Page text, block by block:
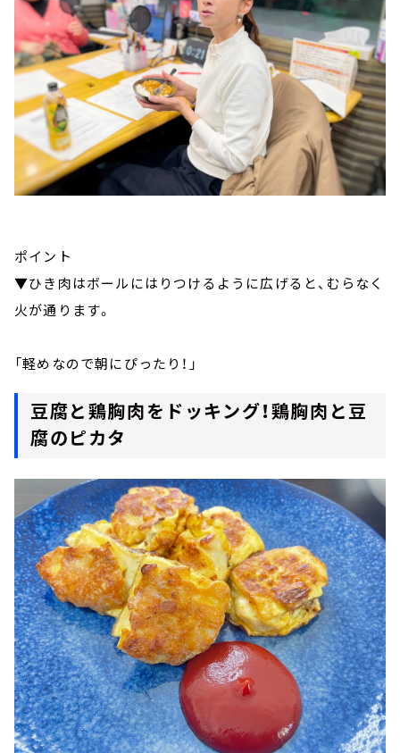
ポイント
▼ひき肉はボールにはりつけるように広げると、むらなく
火が通ります。
「軽めなので朝にぴったり！」
豆腐と鶏胸肉をドッキング！鶏胸肉と豆
腐のピカタ